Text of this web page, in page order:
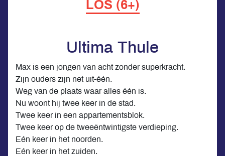
LOS (6+)
Ultima Thule
Max is een jongen van acht zonder superkracht.
Zijn ouders zijn net uit-één.
Weg van de plaats waar alles één is.
Nu woont hij twee keer in de stad.
Twee keer in een appartementsblok.
Twee keer op de tweeëntwintigste verdieping.
Eén keer in het noorden.
Eén keer in het zuiden.